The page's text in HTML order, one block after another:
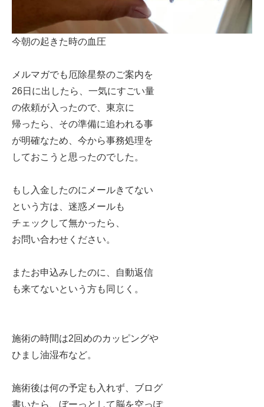
今朝の起きた時の血圧
メルマガでも厄除星祭のご案内を
26日に出したら、一気にすごい量
の依頼が入ったので、東京に
帰ったら、その準備に追われる事
が明確なため、今から事務処理を
しておこうと思ったのでした。
もし入金したのにメールきてない
という方は、迷惑メールも
チェックして無かったら、
お問い合わせください。
またお申込みしたのに、自動返信
も来てないという方も同じく。
施術の時間は2回めのカッピングや
ひまし油湿布など。
施術後は何の予定も入れず、ブログ
書いたら、ぼーっとして脳を空っぽ